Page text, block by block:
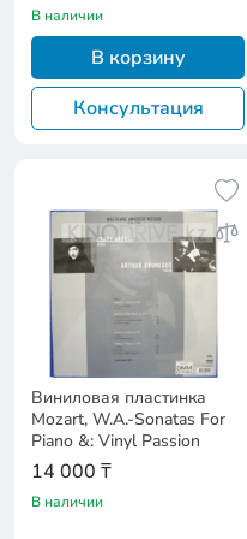
В наличии
В корзину
Консультация
Виниловая пластинка
Mozart, W.A.-Sonatas For
Piano &: Vinyl Passion
14 000 ₸
В наличии